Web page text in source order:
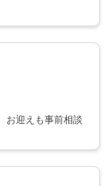
お迎えも事前相談